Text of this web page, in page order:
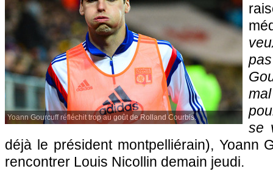
Yoann Gourcuff réfléchit trop au goût de Rolland Courbis.
se
déjà le président montpelliérain), Yoann
rencontrer Louis Nicollin demain jeudi.